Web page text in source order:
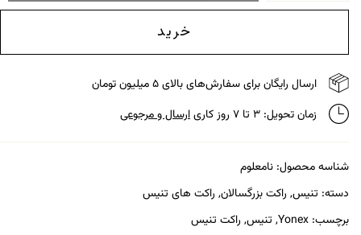
خرید
ارسال رایگان برای سفارش‌های بالای ۵ میلیون تومان
زمان تحویل: ۳ تا ۷ روز کاری
ارسال و مرجوعی
شناسه محصول: نامعلوم
دسته: تنیس, راکت بزرگسالان, راکت های تنیس
برچسب: Yonex
, تنیس, راکت تنیس